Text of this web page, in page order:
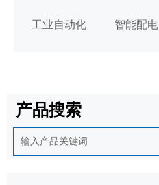
工业自动化 智能配电
产品搜索